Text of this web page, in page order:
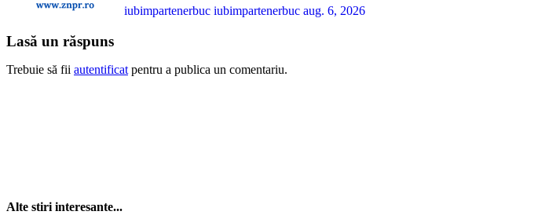
iubimpartenerbuc iubimpartenerbuc aug. 6, 2026
Lasă un răspuns
Trebuie să fii autentificat pentru a publica un comentariu.
Alte stiri interesante...